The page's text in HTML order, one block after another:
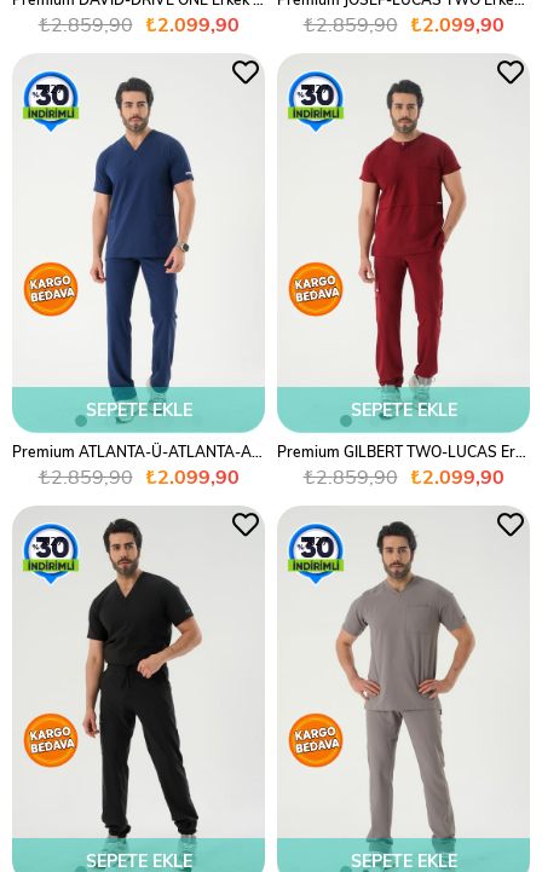
₺2.099,90
₺2.859,90 ₺2.099,90
₺2.859,90
SEPETE EKLE
₺2.099,90
₺2.859,90
%27
SEPETE EKLE
₺2.099,90
₺2.859,90
%27
SEPETE EKLE
%27
SEPETE EKLE
%27